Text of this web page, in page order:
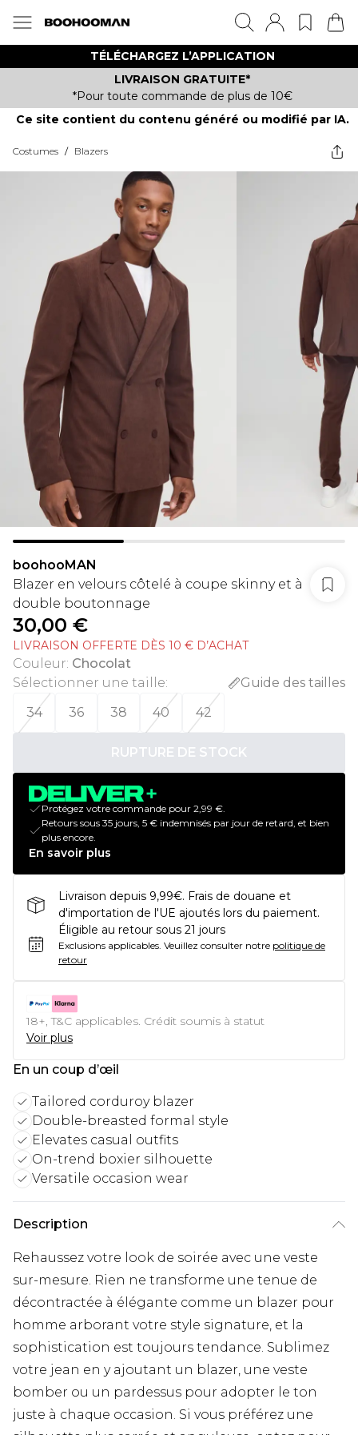
TÉLÉCHARGEZ L’APPLICATION
LIVRAISON GRATUITE*
*Pour toute commande de plus de 10€
Ce site contient du contenu généré ou modifié par IA.
Costumes / Blazers
boohooMAN
Blazer en velours côtelé à coupe skinny et à
double boutonnage
30,00 €
LIVRAISON OFFERTE DÈS 10 € D’ACHAT
Couleur: Chocolat
Sélectionner une taille:
Guide des tailles
34
36 38 40 42
RUPTURE DE STOCK
Protégez votre commande pour 2,99 €.
Retours sous 35 jours, 5 € indemnisés par jour de retard, et bien
plus encore.
En savoir plus
Livraison depuis 9,99€. Frais de douane et
d'importation de l'UE ajoutés lors du paiement.
Éligible au retour sous 21 jours
Exclusions applicables. Veuillez consulter notre politique de
retour
18+, T&C applicables. Crédit soumis à statut
Voir plus
En un coup d’œil
Tailored corduroy blazer
Double-breasted formal style
Elevates casual outfits
On-trend boxier silhouette
Versatile occasion wear
Description
Rehaussez votre look de soirée avec une veste
sur-mesure. Rien ne transforme une tenue de
décontractée à élégante comme un blazer pour
homme arborant votre style signature, et la
sophistication est toujours tendance. Sublimez
votre jean en y ajoutant un blazer, une veste
bomber ou un pardessus pour adopter le ton
juste à chaque occasion. Si vous préférez une